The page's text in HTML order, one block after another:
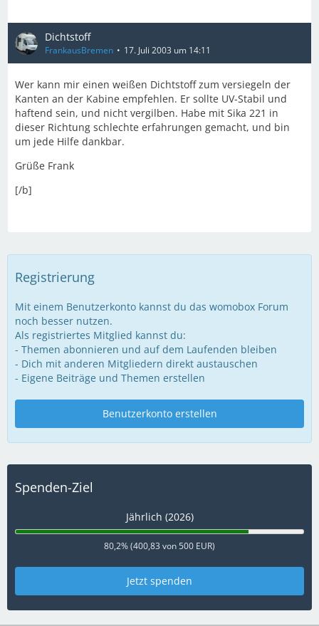
Dichtstoff
FrankausBremen 17. Juli 2003 um 14:11
Wer kann mir einen weißen Dichtstoff zum versiegeln der
Kanten an der Kabine empfehlen. Er sollte UV-Stabil und
haftend sein, und nicht vergilben. Habe mit Sika 221 in
dieser Richtung schlechte erfahrungen gemacht, und bin
um jede Hilfe dankbar.
Grüße Frank
[/b]
Registrierung
Mit einem Benutzerkonto kannst du das womobox Forum
noch besser nutzen.
Als registriertes Mitglied kannst du:
- Themen abonnieren und auf dem Laufenden bleiben
- Dich mit anderen Mitgliedern direkt austauschen
- Eigene Beiträge und Themen erstellen
Benutzerkonto erstellen
Spenden-Ziel
Jährlich (2026)
80,2% (400,83 von 500 EUR)
Jetzt spenden